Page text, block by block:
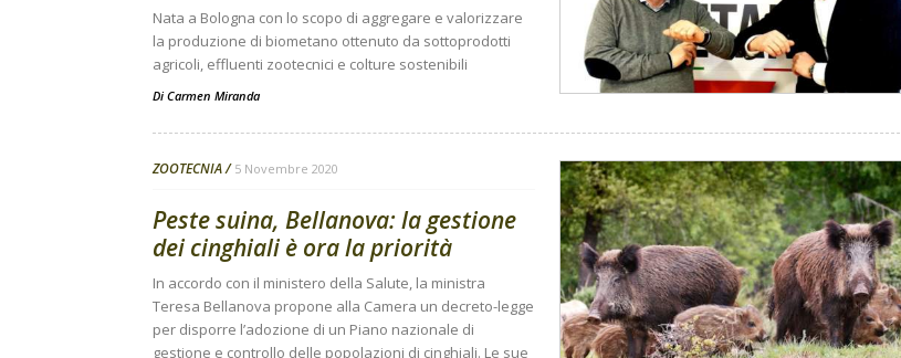
Nata a Bologna con lo scopo di aggregare e valorizzare
la produzione di biometano ottenuto da sottoprodotti
agricoli, effluenti zootecnici e colture sostenibili
Di Carmen Miranda
ZOOTECNIA 5 Novembre 2020
Peste suina, Bellanova: la gestione
dei cinghiali è ora la priorità
In accordo con il ministero della Salute, la ministra
Teresa Bellanova propone alla Camera un decreto-legge
per disporre l’adozione di un Piano nazionale di
gestione e controllo delle popolazioni di cinghiali. Le sue